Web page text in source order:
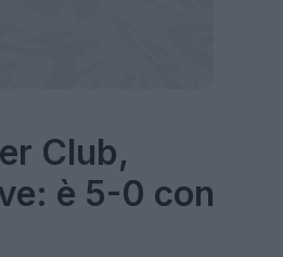
Club,
è 5-0 con